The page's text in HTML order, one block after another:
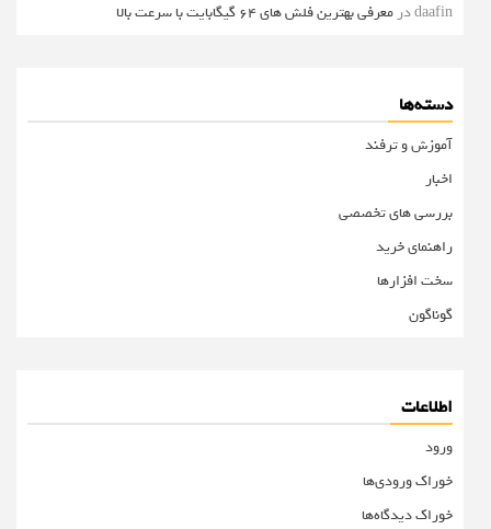
daafinدرمعرفی بهترین فلش های 64 گیگابایت با سرعت بالا
دسته‌ها
آموزش و ترفند
اخبار
بررسی های تخصصی
راهنمای خرید
سخت افزارها
گوناگون
اطلاعات
ورود
خوراک ورودی‌ها
خوراک دیدگاه‌ها